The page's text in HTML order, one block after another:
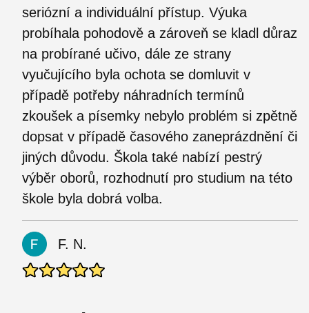
seriózní a individuální přístup. Výuka
probíhala pohodově a zároveň se kladl důraz
na probírané učivo, dále ze strany
vyučujícího byla ochota se domluvit v
případě potřeby náhradních termínů
zkoušek a písemky nebylo problém si zpětně
dopsat v případě časového zaneprázdnění či
jiných důvodu. Škola také nabízí pestrý
výběr oborů, rozhodnutí pro studium na této
škole byla dobrá volba.
F. N.